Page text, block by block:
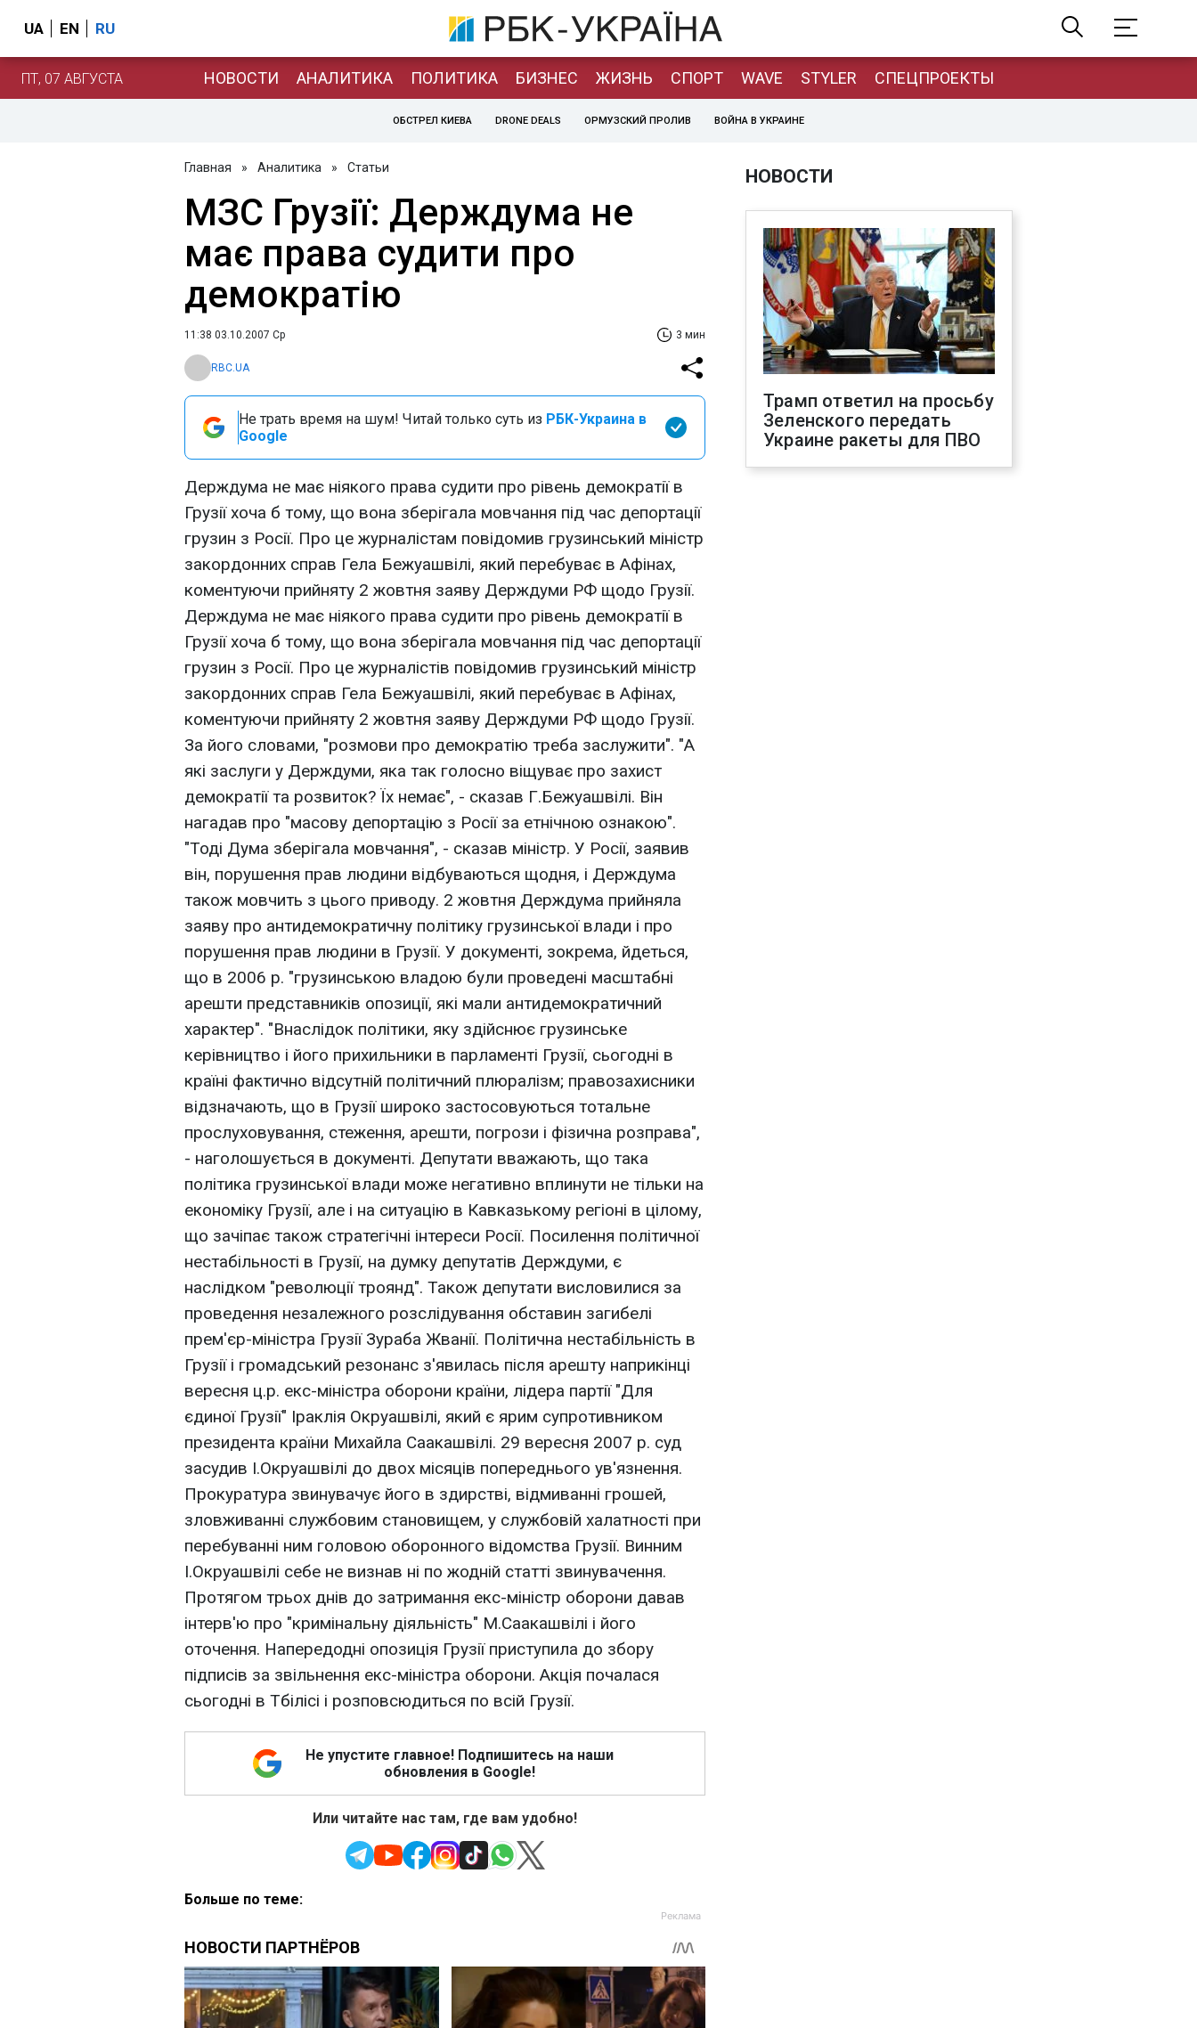
UA EN RU
ПТ, 07 АВГУСТА НОВОСТИ АНАЛИТИКА ПОЛИТИКА БИЗНЕС ЖИЗНЬ СПОРТ WAVE STYLER СПЕЦПРОЕКТЫ
ОБСТРЕЛ КИЕВА DRONE DEALS ОРМУЗСКИЙ ПРОЛИВ ВОЙНА В УКРАИНЕ
Главная » Аналитика » Статьи
МЗС Грузії: Держдума не
має права судити про
демократію
11:38 03.10.2007 Ср 3 мин
RBC.UA
Не трать время на шум! Читай только суть из РБК-Украина в
Google
Держдума не має ніякого права судити про рівень демократії в
Грузії хоча б тому, що вона зберігала мовчання під час депортації
грузин з Росії. Про це журналістам повідомив грузинський міністр
закордонних справ Гела Бежуашвілі, який перебуває в Афінах,
коментуючи прийняту 2 жовтня заяву Держдуми РФ щодо Грузії.
Держдума не має ніякого права судити про рівень демократії в
Грузії хоча б тому, що вона зберігала мовчання під час депортації
грузин з Росії. Про це журналістів повідомив грузинський міністр
закордонних справ Гела Бежуашвілі, який перебуває в Афінах,
коментуючи прийняту 2 жовтня заяву Держдуми РФ щодо Грузії.
За його словами, "розмови про демократію треба заслужити". "А
які заслуги у Держдуми, яка так голосно віщуває про захист
демократії та розвиток? Їх немає", - сказав Г.Бежуашвілі. Він
нагадав про "масову депортацію з Росії за етнічною ознакою".
"Тоді Дума зберігала мовчання", - сказав міністр. У Росії, заявив
він, порушення прав людини відбуваються щодня, і Держдума
також мовчить з цього приводу. 2 жовтня Держдума прийняла
заяву про антидемократичну політику грузинської влади і про
порушення прав людини в Грузії. У документі, зокрема, йдеться,
що в 2006 р. "грузинською владою були проведені масштабні
арешти представників опозиції, які мали антидемократичний
характер". "Внаслідок політики, яку здійснює грузинське
керівництво і його прихильники в парламенті Грузії, сьогодні в
країні фактично відсутній політичний плюралізм; правозахисники
відзначають, що в Грузії широко застосовуються тотальне
прослуховування, стеження, арешти, погрози і фізична розправа",
- наголошується в документі. Депутати вважають, що така
політика грузинської влади може негативно вплинути не тільки на
економіку Грузії, але і на ситуацію в Кавказькому регіоні в цілому,
що зачіпає також стратегічні інтереси Росії. Посилення політичної
нестабільності в Грузії, на думку депутатів Держдуми, є
наслідком "революції троянд". Також депутати висловилися за
проведення незалежного розслідування обставин загибелі
прем'єр-міністра Грузії Зураба Жванії. Політична нестабільність в
Грузії і громадський резонанс з'явилась після арешту наприкінці
вересня ц.р. екс-міністра оборони країни, лідера партії "Для
єдиної Грузії" Іраклія Окруашвілі, який є ярим супротивником
президента країни Михайла Саакашвілі. 29 вересня 2007 р. суд
засудив І.Окруашвілі до двох місяців попереднього ув'язнення.
Прокуратура звинувачує його в здирстві, відмиванні грошей,
зловживанні службовим становищем, у службовій халатності при
перебуванні ним головою оборонного відомства Грузії. Винним
І.Окруашвілі себе не визнав ні по жодній статті звинувачення.
Протягом трьох днів до затримання екс-міністр оборони давав
інтерв'ю про "кримінальну діяльність" М.Саакашвілі і його
оточення. Напередодні опозиція Грузії приступила до збору
підписів за звільнення екс-міністра оборони. Акція почалася
сьогодні в Тбілісі і розповсюдиться по всій Грузії.
Не упустите главное! Подпишитесь на наши
обновления в Google!
Или читайте нас там, где вам удобно!
Больше по теме:
НОВОСТИ
Трамп ответил на просьбу
Зеленского передать
Украине ракеты для ПВО